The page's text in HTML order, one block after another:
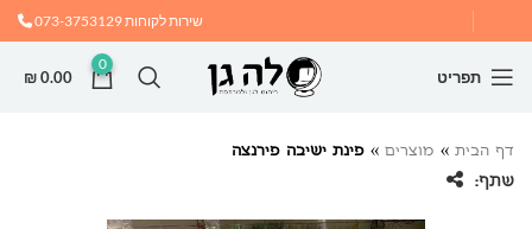
שירות לקוחות073-3753129
תפריט
0
₪0.00
דף הבית » מוצרים » פינת ישיבה פירנצה
שתף: